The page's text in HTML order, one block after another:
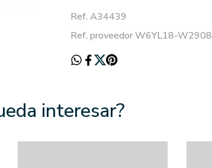
Ref. A34439
Ref. proveedor W6YL18-W2908
interesar?